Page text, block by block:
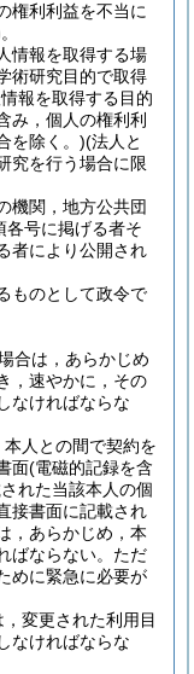
権利利益を不当に
。
情報を取得する場
術研究目的で取得
報を取得する目的
み，個人の権利利
を除く。)(法人と
究を行う場合に限
機関，地方公共団
各号に掲げる者そ
者により公開され
ものとして政令で
合は，あらかじめ
，速やかに，その
なければならな
人との間で契約を
面(電磁的記録を含
れた当該本人の個
接書面に記載され
，あらかじめ，本
ばならない。 ただ
めに緊急に必要が
変更された利用目
なければならな